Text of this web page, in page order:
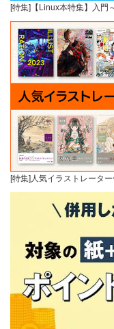
[特集]【Linux本特集】入門
[特集]人気イラストレータ